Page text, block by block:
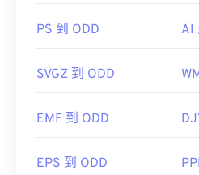
Pro
Adobe Media Encoder
儘管 JFIF 被認為是一種最小
別。唯一的區別在於檔案副
PS 到 ODD AI
SVGZ 到 ODD
EMF 到 ODD
EPS 到 ODD